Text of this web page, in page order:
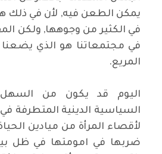
يمكن الطعن فيه, لأن في ذلك
في الكثير من وجوهها, ولكن
في مجتمعاتنا هو الذي
المريع.
اليوم قد يكون من السهل
السياسية الدينية المتطرفة
لأقصاء المرأة من ميادين
ضربها في امومتها في ظل